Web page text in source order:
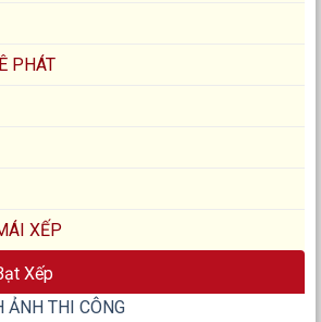
PHÁT
XẾP
Xếp
ẢNH THI CÔNG